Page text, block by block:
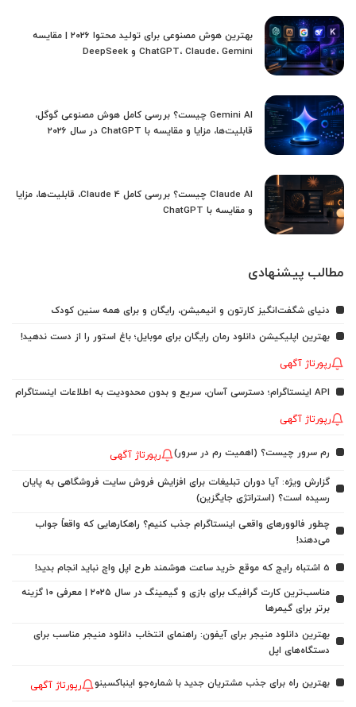
بهترین هوش مصنوعی برای تولید محتوا ۲۰۲۶ | مقایسه
ChatGPT، Claude، Gemini و DeepSeek
Gemini AI چیست؟ بررسی کامل هوش مصنوعی گوگل،
قابلیت‌ها، مزایا و مقایسه با ChatGPT در سال ۲۰۲۶
Claude AI چیست؟ بررسی کامل Claude 4، قابلیت‌ها، مزایا
و مقایسه با ChatGPT
مطالب پیشنهادی
دنیای شگفت‌انگیز کارتون و انیمیشن، رایگان و برای همه سنین کودک
بهترین اپلیکیشن دانلود رمان رایگان برای موبایل؛ باغ استور را از دست ندهید!
رپورتاژ آگهی
API اینستاگرام؛ دسترسی آسان، سریع و بدون محدودیت به اطلاعات اینستاگرام
رپورتاژ آگهی
رم سرور چیست؟ (اهمیت رم در سرور) رپورتاژ آگهی
گزارش ویژه: آیا دوران تبلیغات برای افزایش فروش سایت فروشگاهی به پایان
رسیده است؟ (استراتژی جایگزین)
چطور فالوورهای واقعی اینستاگرام جذب کنیم؟ راهکارهایی که واقعاً جواب
می‌دهند!
5 اشتباه رایج که موقع خرید ساعت هوشمند طرح اپل واچ نباید انجام بدید!
مناسب‌ترین کارت گرافیک برای بازی و گیمینگ در سال ۲۰۲۵ | معرفی ۱۰ گزینه
برتر برای گیمرها
بهترین دانلود منیجر برای آیفون: راهنمای انتخاب دانلود منیجر مناسب برای
دستگاه‌های اپل
بهترین راه برای جذب مشتریان جدید با شماره‌جو اینباکسینو رپورتاژ آگهی